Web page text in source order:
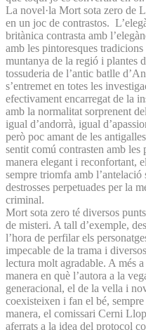
La novel·la Mort sota zero de
en un joc de contrastos.
britànica contrasta amb
amb les pintoresques
muntanya de la regió i plantes
tossuderia de l’antic batlle
s’entremet en totes les
efectivament encarregat de la
amb la normalitat sorprenent
igual d’andorrà, igual
però poc amant de les
sentit comú contrasten amb les
manera elegant i reconfortant,
sempre triomfa amb
destrosses perpetuades per la
criminal.
Mort sota zero té diversos
de misteri. A tall d’exemple,
l’hora de perfilar els
impecable de la trama i
lectura molt agradable. A més
manera en què l’autora a la
generacional, el de la vella i
coexisteixen i fan el bé,
manera, el comissari Cerni
aferrats a la idea del protocol